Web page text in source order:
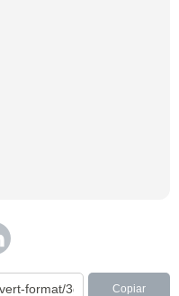
Copiar